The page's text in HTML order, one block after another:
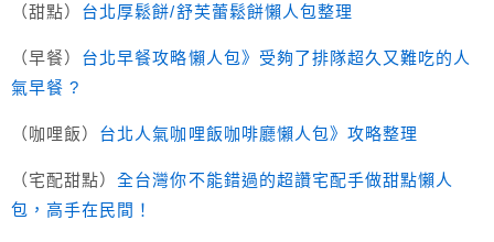
（甜點） 台北厚鬆餅/舒芙蕾鬆餅懶人包整理
（早餐） 台北早餐攻略懶人包》受夠了排隊超久又難吃的人
氣早餐 ?
（咖哩飯） 台北人氣咖哩飯咖啡廳懶人包》攻略整理
（宅配甜點）全台灣你不能錯過的超讚宅配手做甜點懶人
包，高手在民間！